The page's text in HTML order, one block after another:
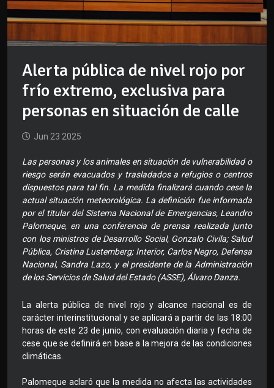
Alerta pública de nivel rojo por
frío extremo, exclusiva para
personas en situación de calle
Jun 23 2025
Las personas y los animales en situación de vulnerabilidad o
riesgo serán evacuados y trasladados a refugios o centros
dispuestos para tal fin. La medida finalizará cuando cese la
actual situación meteorológica. La definición fue informada
por el titular del Sistema Nacional de Emergencias, Leandro
Palomeque, en una conferencia de prensa realizada junto
con los ministros de Desarrollo Social, Gonzalo Civila; Salud
Pública, Cristina Lustemberg; Interior, Carlos Negro, Defensa
Nacional, Sandra Lazo, y el presidente de la Administración
de los Servicios de Salud del Estado (ASSE), Álvaro Danza.
La alerta pública de nivel rojo y alcance nacional es de
carácter interinstitucional y se aplicará a partir de las 18:00
horas de este 23 de junio, con evaluación diaria y fecha de
cese que se definirá en base a la mejora de las condiciones
climáticas.
Palomeque aclaró que la medida no afecta las actividades